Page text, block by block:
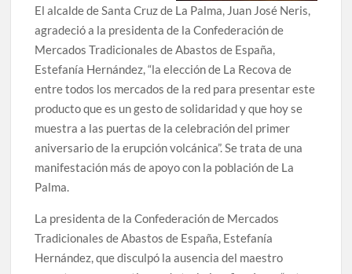
El alcalde de Santa Cruz de La Palma, Juan José Neris,
agradeció a la presidenta de la Confederación de
Mercados Tradicionales de Abastos de España,
Estefanía Hernández, “la elección de La Recova de
entre todos los mercados de la red para presentar este
producto que es un gesto de solidaridad y que hoy se
muestra a las puertas de la celebración del primer
aniversario de la erupción volcánica”. Se trata de una
manifestación más de apoyo con la población de La
Palma.
La presidenta de la Confederación de Mercados
Tradicionales de Abastos de España, Estefanía
Hernández, que disculpó la ausencia del maestro